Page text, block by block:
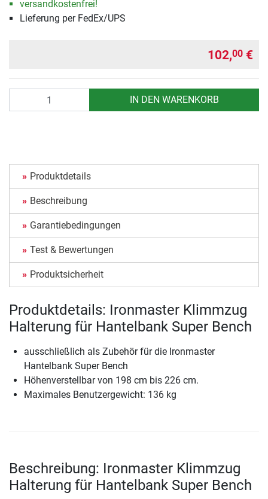
versandkostenfrei!
Lieferung per FedEx/UPS
102,00 €
IN DEN WARENKORB
Produktdetails
Beschreibung
Garantiebedingungen
Test & Bewertungen
Produktsicherheit
Produktdetails: Ironmaster Klimmzug
Halterung für Hantelbank Super Bench
ausschließlich als Zubehör für die Ironmaster
Hantelbank Super Bench
Höhenverstellbar von 198 cm bis 226 cm.
Maximales Benutzergewicht: 136 kg
Beschreibung: Ironmaster Klimmzug
Halterung für Hantelbank Super Bench